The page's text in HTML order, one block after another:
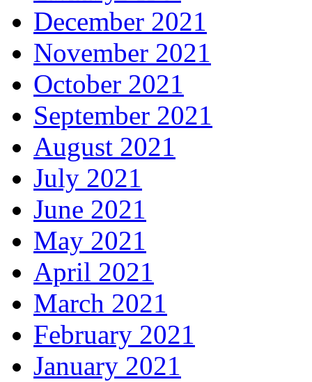
December 2021
November 2021
October 2021
September 2021
August 2021
July 2021
June 2021
May 2021
April 2021
March 2021
February 2021
January 2021